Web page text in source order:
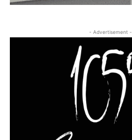
- Advertisement -